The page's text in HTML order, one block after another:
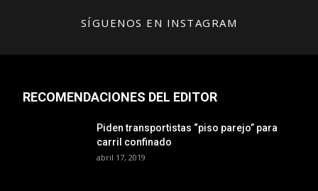
SÍGUENOS EN INSTAGRAM
RECOMENDACIONES DEL EDITOR
Piden transportistas “piso parejo” para
carril confinado
abril 17, 2019